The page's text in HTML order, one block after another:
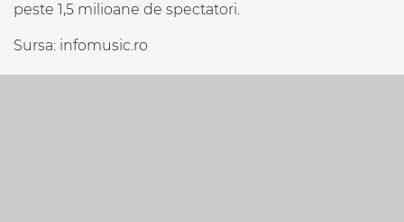
peste 1,5 milioane de spectatori.
Sursa: infomusic.ro